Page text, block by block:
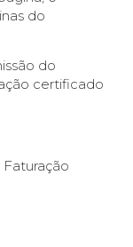
do
do
certificado
Faturação